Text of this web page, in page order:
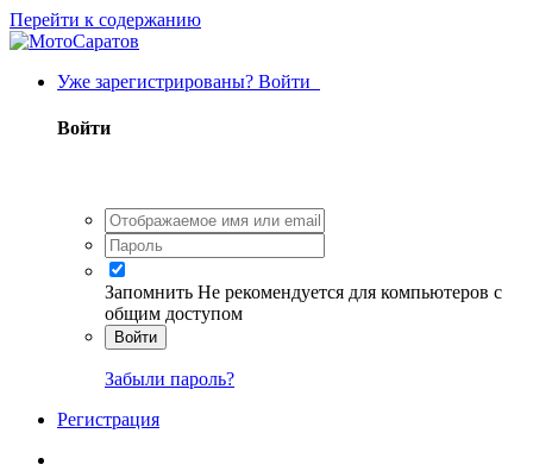
Перейти к содержанию
Уже зарегистрированы? Войти
Войти
Запомнить Не рекомендуется для компьютеров с
общим доступом
Войти
Забыли пароль?
Регистрация